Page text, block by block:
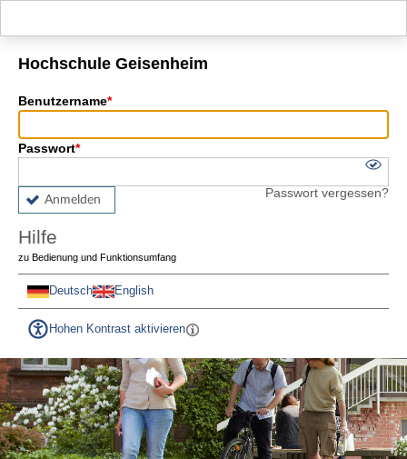
Hauptnavigation
Fußzeile
Hochschule Geisenheim
Benutzername
Passwort
Anmelden Passwort vergessen?
Hilfe
zu Bedienung und Funktionsumfang
Deutsch English
Hohen Kontrast aktivieren